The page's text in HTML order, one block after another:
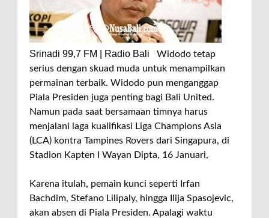
Srinadi 99,7 FM | Radio Bali Widodo tetap
serius dengan skuad muda untuk menampilkan
permainan terbaik. Widodo pun menganggap
Piala Presiden juga penting bagi Bali United.
Namun pada saat bersamaan timnya harus
menjalani laga kualifikasi Liga Champions Asia
(LCA) kontra Tampines Rovers dari Singapura, di
Stadion Kapten I Wayan Dipta, 16 Januari,
Karena itulah, pemain kunci seperti Irfan
Bachdim, Stefano Lilipaly, hingga Ilija Spasojevic,
akan absen di Piala Presiden. Apalagi waktu